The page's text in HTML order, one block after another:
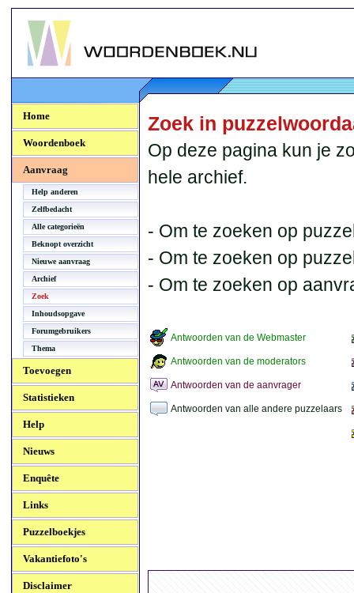
Woordenboek.NU
Home
Woordenboek
Aanvraag
Help anderen
Zelfbedacht
Alle categorieën
Beknopt overzicht
Nieuwe aanvraag
Archief
Zoek
Inhoudsopgave
Forumgebruikers
Thema
Toevoegen
Statistieken
Help
Nieuws
Enquête
Links
Puzzelboekjes
Vakantiefoto's
Disclaimer
Zoek in
Op deze pagina kun je
hele archief.
- Om te zoeken op
- Om te zoeken op
- Om te zoeken op
Antwoorden van de Webmaster
Antwoorden van de moderators
Antwoorden van de aanvrager
Antwoorden van alle andere puzzelaars